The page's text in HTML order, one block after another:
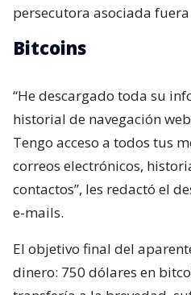
persecutora asociada
Bitcoins
“He descargado toda su
historial de navegación
Tengo acceso a todos tus
correos electrónicos,
contactos”, les redactó el
e-mails.
El objetivo final del
dinero: 750 dólares en